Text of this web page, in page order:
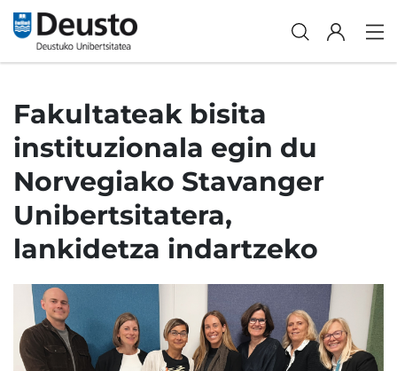
Fakultateak bisita
instituzionala egin du
Norvegiako Stavanger
Unibertsitatera,
lankidetza indartzeko